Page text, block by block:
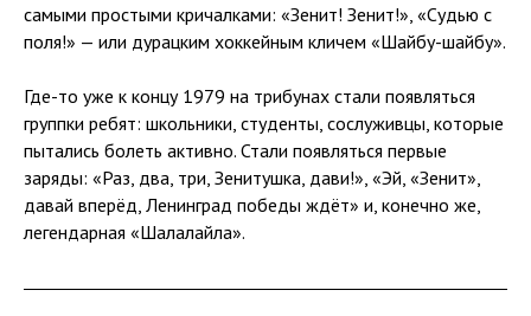
самыми простыми кричалками: «Зенит! Зенит!», «Судью с
поля!» — или дурацким хоккейным кличем «Шайбу-шайбу».
Где-то уже к концу 1979 на трибунах стали появляться
группки ребят: школьники, студенты, сослуживцы, которые
пытались болеть активно. Стали появляться первые
заряды: «Раз, два, три, Зенитушка, дави!», «Эй, «Зенит»,
давай вперёд, Ленинград победы ждёт» и, конечно же,
легендарная «Шалалайла».